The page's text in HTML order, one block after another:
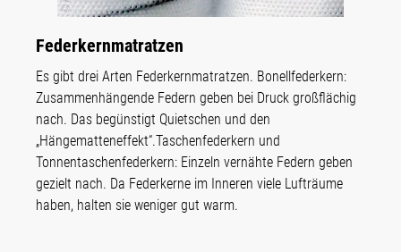
Federkern­matratzen
Es gibt drei Arten Federkernmatratzen. Bonellfederkern:
Zusammenhängende Federn geben bei Druck großflächig
nach. Das begünstigt Quietschen und den
„Hängematteneffekt“.Taschenfederkern und
Tonnentaschenfederkern: Einzeln vernähte Federn geben
gezielt nach. Da Federkerne im Inneren viele Lufträume
haben, halten sie weniger gut warm.